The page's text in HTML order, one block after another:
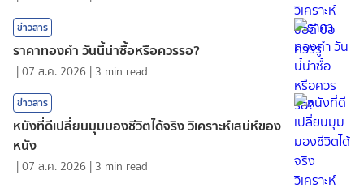
ข่าวสาร
ราคาทองคํา วันนี้น่าซื้อหรือควรรอ?
|07 ส.ค. 2026 | 3 min read
ข่าวสาร
หนังที่ดีเปลี่ยนมุมมองชีวิตได้จริง วิเคราะห์เสน่ห์ของ
หนัง
|07 ส.ค. 2026 | 3 min read